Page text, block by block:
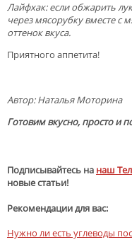
Лайфхак: если обжарить
через мясорубку вместе с
оттенок вкуса.
Приятного аппетита!
Автор: Наталья Моторина
Готовим вкусно, просто и
Подписывайтесь на наш
новые статьи!
Рекомендации для вас:
Нужно ли есть углеводы